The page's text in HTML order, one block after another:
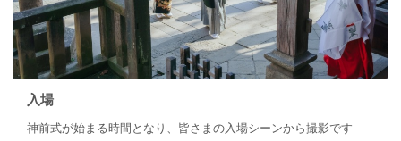
入場
神前式が始まる時間となり、皆さまの入場シーンから撮影です